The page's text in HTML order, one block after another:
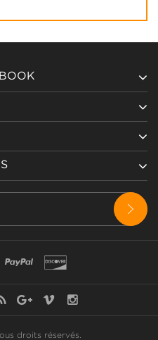
droits réservés.